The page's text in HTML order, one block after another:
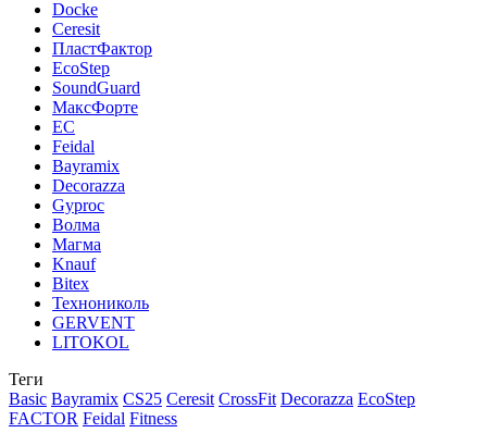
Docke
Ceresit
ПластФактор
EcoStep
SoundGuard
МаксФорте
ЕС
Feidal
Bayramix
Decorazza
Gyproc
Волма
Магма
Knauf
Bitex
Технониколь
GERVENT
LITOKOL
Теги
Basic Bayramix CS25 Ceresit CrossFit Decorazza EcoStep
FACTOR Feidal Fitness